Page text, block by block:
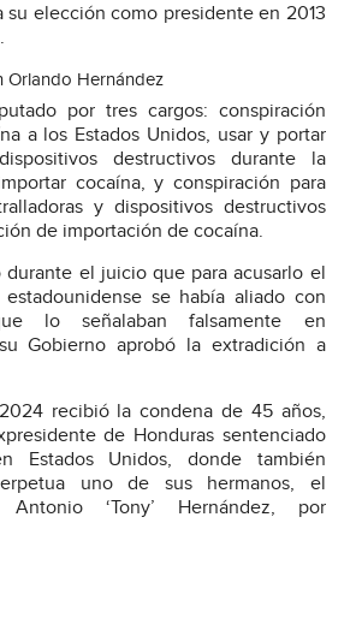
su elección como presidente en 2013
Orlando Hernández
por tres cargos: conspiración
a los Estados Unidos, usar y portar
destructivos durante la
cocaína, y conspiración para
y dispositivos destructivos
de importación de cocaína.
durante el juicio que para acusarlo el
se había aliado con
lo señalaban falsamente en
Gobierno aprobó la extradición a
recibió la condena de 45 años,
de Honduras sentenciado
Estados Unidos, donde también
uno de sus hermanos, el
‘Tony’ Hernández, por